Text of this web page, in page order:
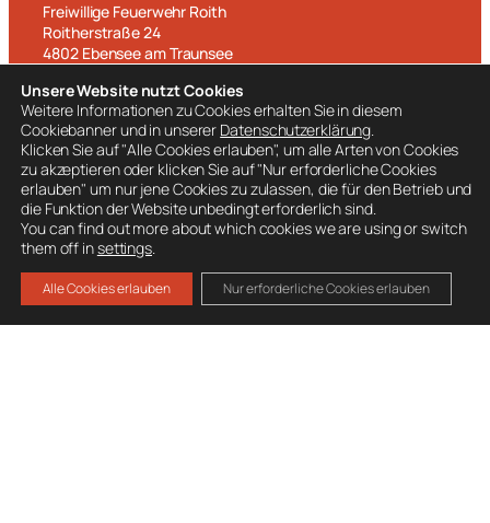
Freiwillige Feuerwehr Roith
Roitherstraße 24
4802 Ebensee am Traunsee
T: 06133 7100
Kontakt aufnehmen>
WEITERE LINKS
Unwetterwarnung
Zivilschutz OÖ
Kachelmann-Wetter
Wetter Feuerkogel
Unsere Website nutzt Cookies
Weitere Informationen zu Cookies erhalten Sie in diesem
Cookiebanner und in unserer Datenschutzerklärung.
Klicken Sie auf "Alle Cookies erlauben", um alle Arten von Cookies
zu akzeptieren oder klicken Sie auf "Nur erforderliche Cookies
erlauben" um nur jene Cookies zu zulassen, die für den Betrieb und
die Funktion der Website unbedingt erforderlich sind.
You can find out more about which cookies we are using or switch
them off insettings.
Alle Cookies erlauben Nur erforderliche Cookies erlauben